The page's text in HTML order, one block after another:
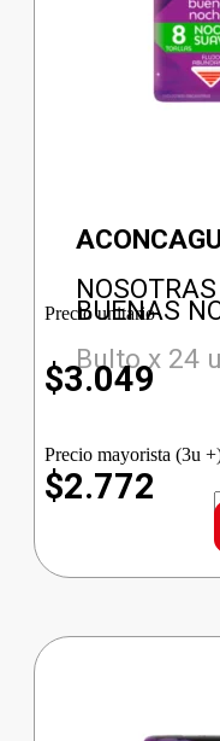
BUENAS
Bulto x 24
Precio unitario
$3.049
Precio mayorista (3u
$2.772